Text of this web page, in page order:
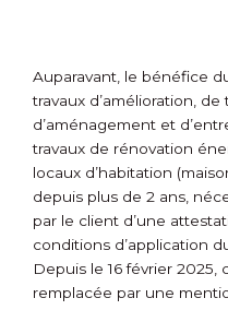
Auparavant, le bénéfice
travaux d’amélioration,
d’aménagement et
travaux de rénovation
locaux d’habitation
depuis plus de 2 ans,
par le client d’une
conditions d’application
Depuis le 16 février
remplacée par une